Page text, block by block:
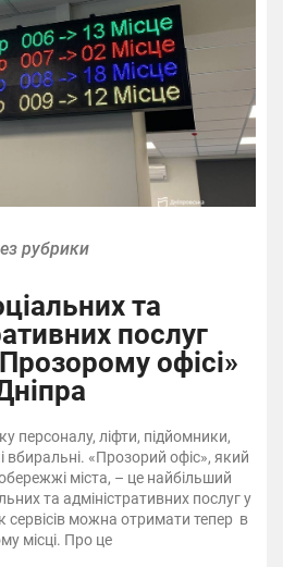
рубрики
та
послуг
офісі»
персоналу, ліфти, підйомники,
вбиральні. «Прозорий офіс», який
міста, – це найбільший
та адміністративних послуг у
сервісів можна отримати тепер в
місці. Про це